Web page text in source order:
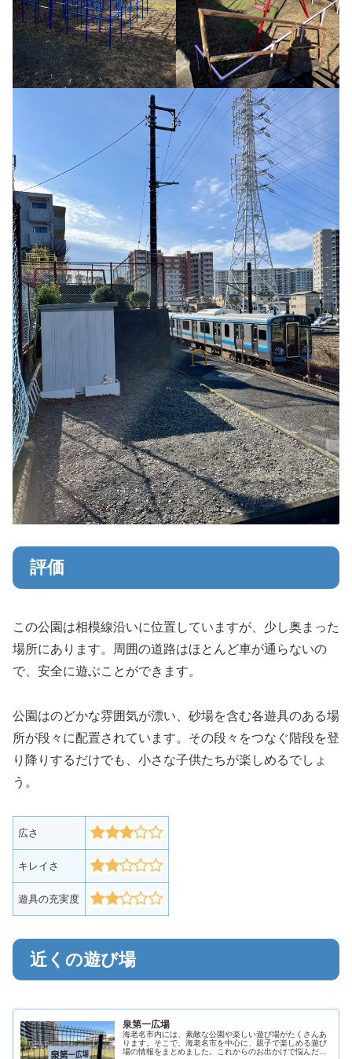
評価
この公園は相模線沿いに位置していますが、少し奥まった
場所にあります。周囲の道路はほとんど車が通らないの
で、安全に遊ぶことができます。
公園はのどかな雰囲気が漂い、砂場を含む各遊具のある場
所が段々に配置されています。その段々をつなぐ階段を登
り降りするだけでも、小さな子供たちが楽しめるでしょ
う。
広さ
キレイさ
遊具の充実度
近くの遊び場
泉第一広場
海老名市内には、素敵な公園や楽しい遊び場がたくさんあ
ります。そこで、海老名市を中心に、親子で楽しめる遊び
場の情報をまとめました。これからのお出かけで悩んだ際